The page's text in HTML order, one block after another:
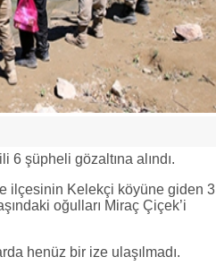
6 şüpheli gözaltına alındı.
ilçesinin Kelekçi köyüne giden 3
oğulları Miraç Çiçek’i
henüz bir ize ulaşılmadı.